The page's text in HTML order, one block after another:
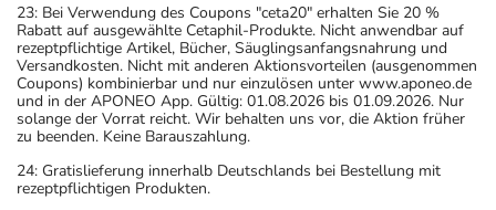
23: Bei Verwendung des Coupons "ceta20" erhalten Sie 20 %
Rabatt auf ausgewählte Cetaphil-Produkte. Nicht anwendbar auf
rezeptpflichtige Artikel, Bücher, Säuglingsanfangsnahrung und
Versandkosten. Nicht mit anderen Aktionsvorteilen (ausgenommen
Coupons) kombinierbar und nur einzulösen unter www.aponeo.de
und in der APONEO App. Gültig: 01.08.2026 bis 01.09.2026. Nur
solange der Vorrat reicht. Wir behalten uns vor, die Aktion früher
zu beenden. Keine Barauszahlung.
24: Gratislieferung innerhalb Deutschlands bei Bestellung mit
rezeptpflichtigen Produkten.